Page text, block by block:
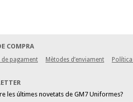
COMPRA
de pagament Mètodes d’enviament
les últimes novetats de GM7 Uniformes?